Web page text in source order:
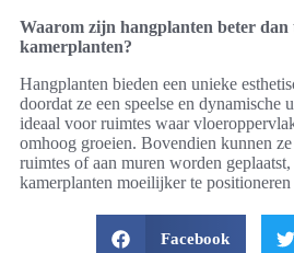
Waarom zijn hangplanten beter dan
kamerplanten?
Hangplanten bieden een unieke
doordat ze een speelse en dynamische
ideaal voor ruimtes waar
omhoog groeien. Bovendien kunnen
ruimtes of aan muren worden
kamerplanten moeilijker te
Facebook